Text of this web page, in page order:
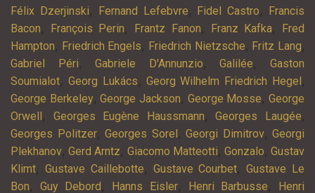
Félix Dzerjinski, Fernand Lefebvre, Fidel Castro,
Francis
Bacon, François Perin, Frantz Fanon, Franz Kafka,
Fred
Hampton, Friedrich Engels, Friedrich Nietzsche, Fritz Lang,
Gabriel Péri,Gabriele D'Annunzio,Galilée,Gaston
Soumialot, Georg Lukács, Georg Wilhelm Friedrich Hegel ,
George Berkeley,George Jackson, George Mosse,George
Orwell , Georges Eugène Haussmann,Georges Laugée,
Georges Politzer, Georges Sorel , Georgi Dimitrov, Georgi
Plekhanov,Gerd Arntz, Giacomo Matteotti, Gonzalo,Gustav
Klimt, Gustave Caillebotte, Gustave Courbet,Gustave Le
Bon, Guy Debord , Hanns Eisler, Henri Barbusse,
Henri